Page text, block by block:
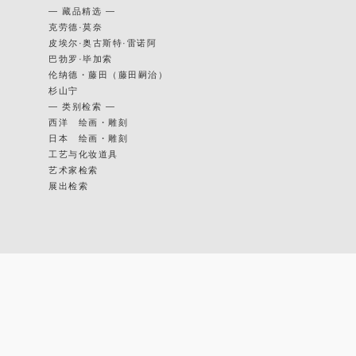
— 藏品精选 —
克劳德·莫奈
皮埃尔·奥古斯特·雷诺阿
巴勃罗·毕加索
伦纳德・藤田（藤田嗣治）
杉山宁
— 类别检索 —
西洋 绘画・雕刻
日本 绘画・雕刻
工艺与化妆道具
艺术家检索
展出检索